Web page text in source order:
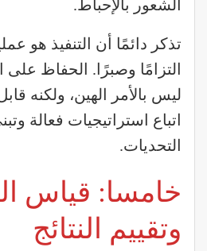
الشعور بالإحباط.
تذكر دائمًا أن التنفيذ هو
التزامًا وصبرًا. الحفاظ على
ليس بالأمر الهين، ولكنه
اتباع استراتيجيات فعالة
التحديات.
خامسا: قياس
وتقييم النتائج